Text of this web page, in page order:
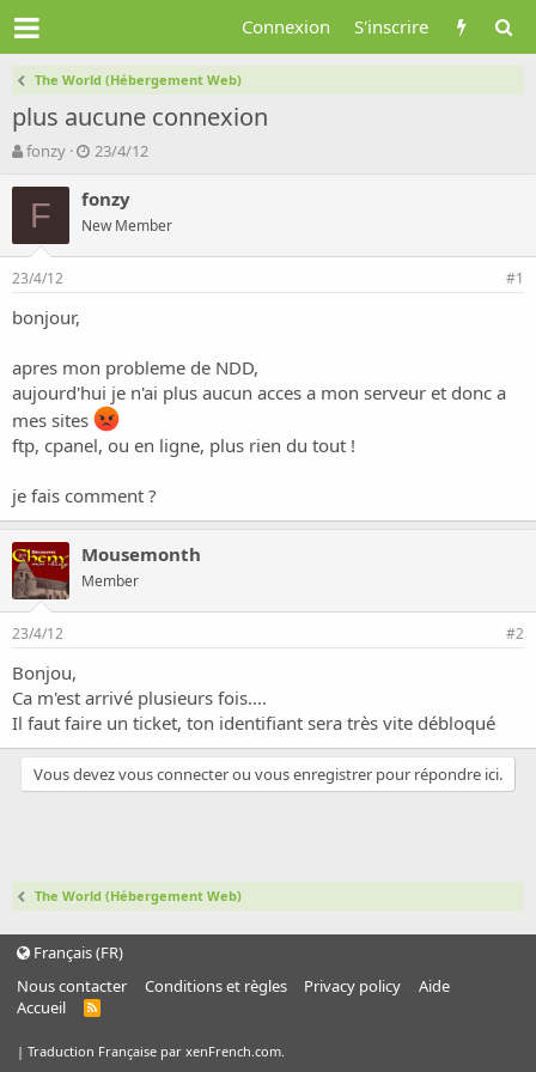
Connexion S'inscrire
The World (Hébergement Web)
plus aucune connexion
A
t
r
d
l
d
i
s
c
u
s
i
o
n
fonzy
D
t
d
e
t
23/4/12
F fonzy
New Member
23/4/12 #1
bonjour,
apres mon probleme de NDD,
aujourd'hui je n'ai plus aucun acces a mon serveur et donc a
mes sites
ftp, cpanel, ou en ligne, plus rien du tout !
je fais comment ?
Mousemonth
Member
23/4/12 #2
Bonjou,
Ca m'est arrivé plusieurs fois....
Il faut faire un ticket, ton identifiant sera très vite débloqué
Vous devez vous connecter ou vous enregistrer pour répondre ici.
The World (Hébergement Web)
Français (FR)
Nous contacter
Conditions et règles Privacy policy
Aide
Accueil
R
| Traduction Française par xenFrench.com.